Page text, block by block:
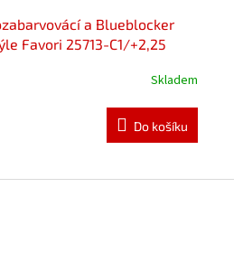
a Blueblocker
Favori 25713-C1/+2,25
Skladem
Do košíku